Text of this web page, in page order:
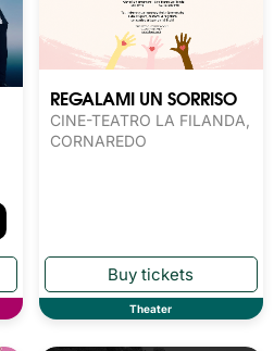
REGALAMI UN SORRISO
CINE-TEATRO LA FILANDA,
CORNAREDO
Theater